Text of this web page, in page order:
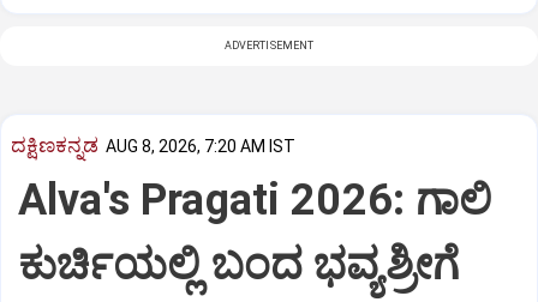
ADVERTISEMENT
ದಕ್ಷಿಣಕನ್ನಡ AUG 8, 2026, 7:20 AM IST
Alva's Pragati 2026: ಗಾಲಿ
ಕುರ್ಚಿಯಲ್ಲಿ ಬಂದ ಭವ್ಯಶ್ರೀಗೆ